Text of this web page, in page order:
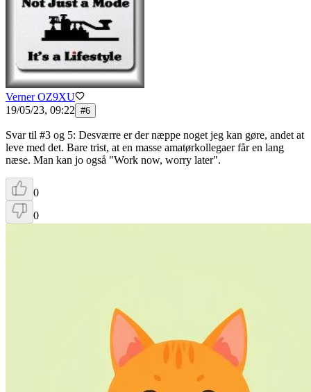
Verner OZ9XU
19/05/23, 09:22 #6
Svar til #3 og 5: Desværre er der næppe noget jeg kan gøre, andet at
leve med det. Bare trist, at en masse amatørkollegaer får en lang
næse. Man kan jo også "Work now, worry later".
0
0